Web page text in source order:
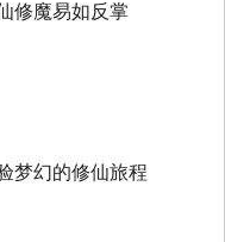
修魔易如反掌
梦幻的修仙旅程